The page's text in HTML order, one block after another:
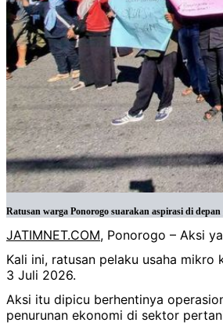
Ratusan warga Ponorogo suarakan aspirasi di
JATIMNET.COM, Ponorogo – Aksi
Kali ini, ratusan pelaku usaha
3 Juli 2026.
Aksi itu dipicu berhentinya
penurunan ekonomi di sektor